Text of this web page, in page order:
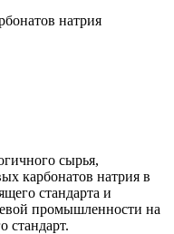
натрия
сырья,
карбонатов натрия в
стандарта и
промышленности на
стандарт.